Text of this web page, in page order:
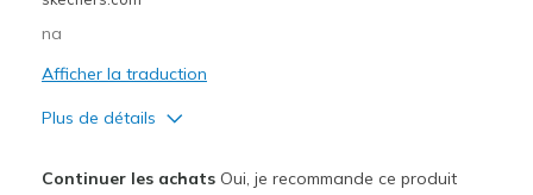
na
Afficher la traduction
Plus de détails
Continuer les achatsOui, je recommande ce produit